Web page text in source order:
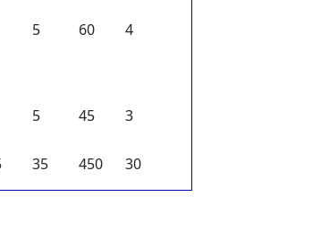
5 60
4
5 45 3
35 450
30